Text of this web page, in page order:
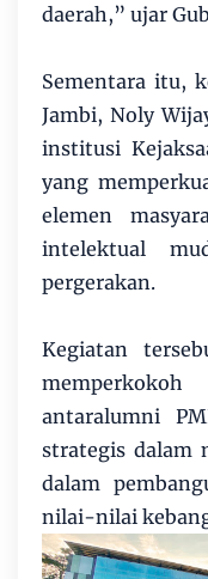
daerah,” ujar
Sementara itu,
Jambi, Noly
institusi
yang
elemen
intelektual
pergerakan.
Kegiatan
antaralumni
strategis dalam
dalam
nilai-nilai